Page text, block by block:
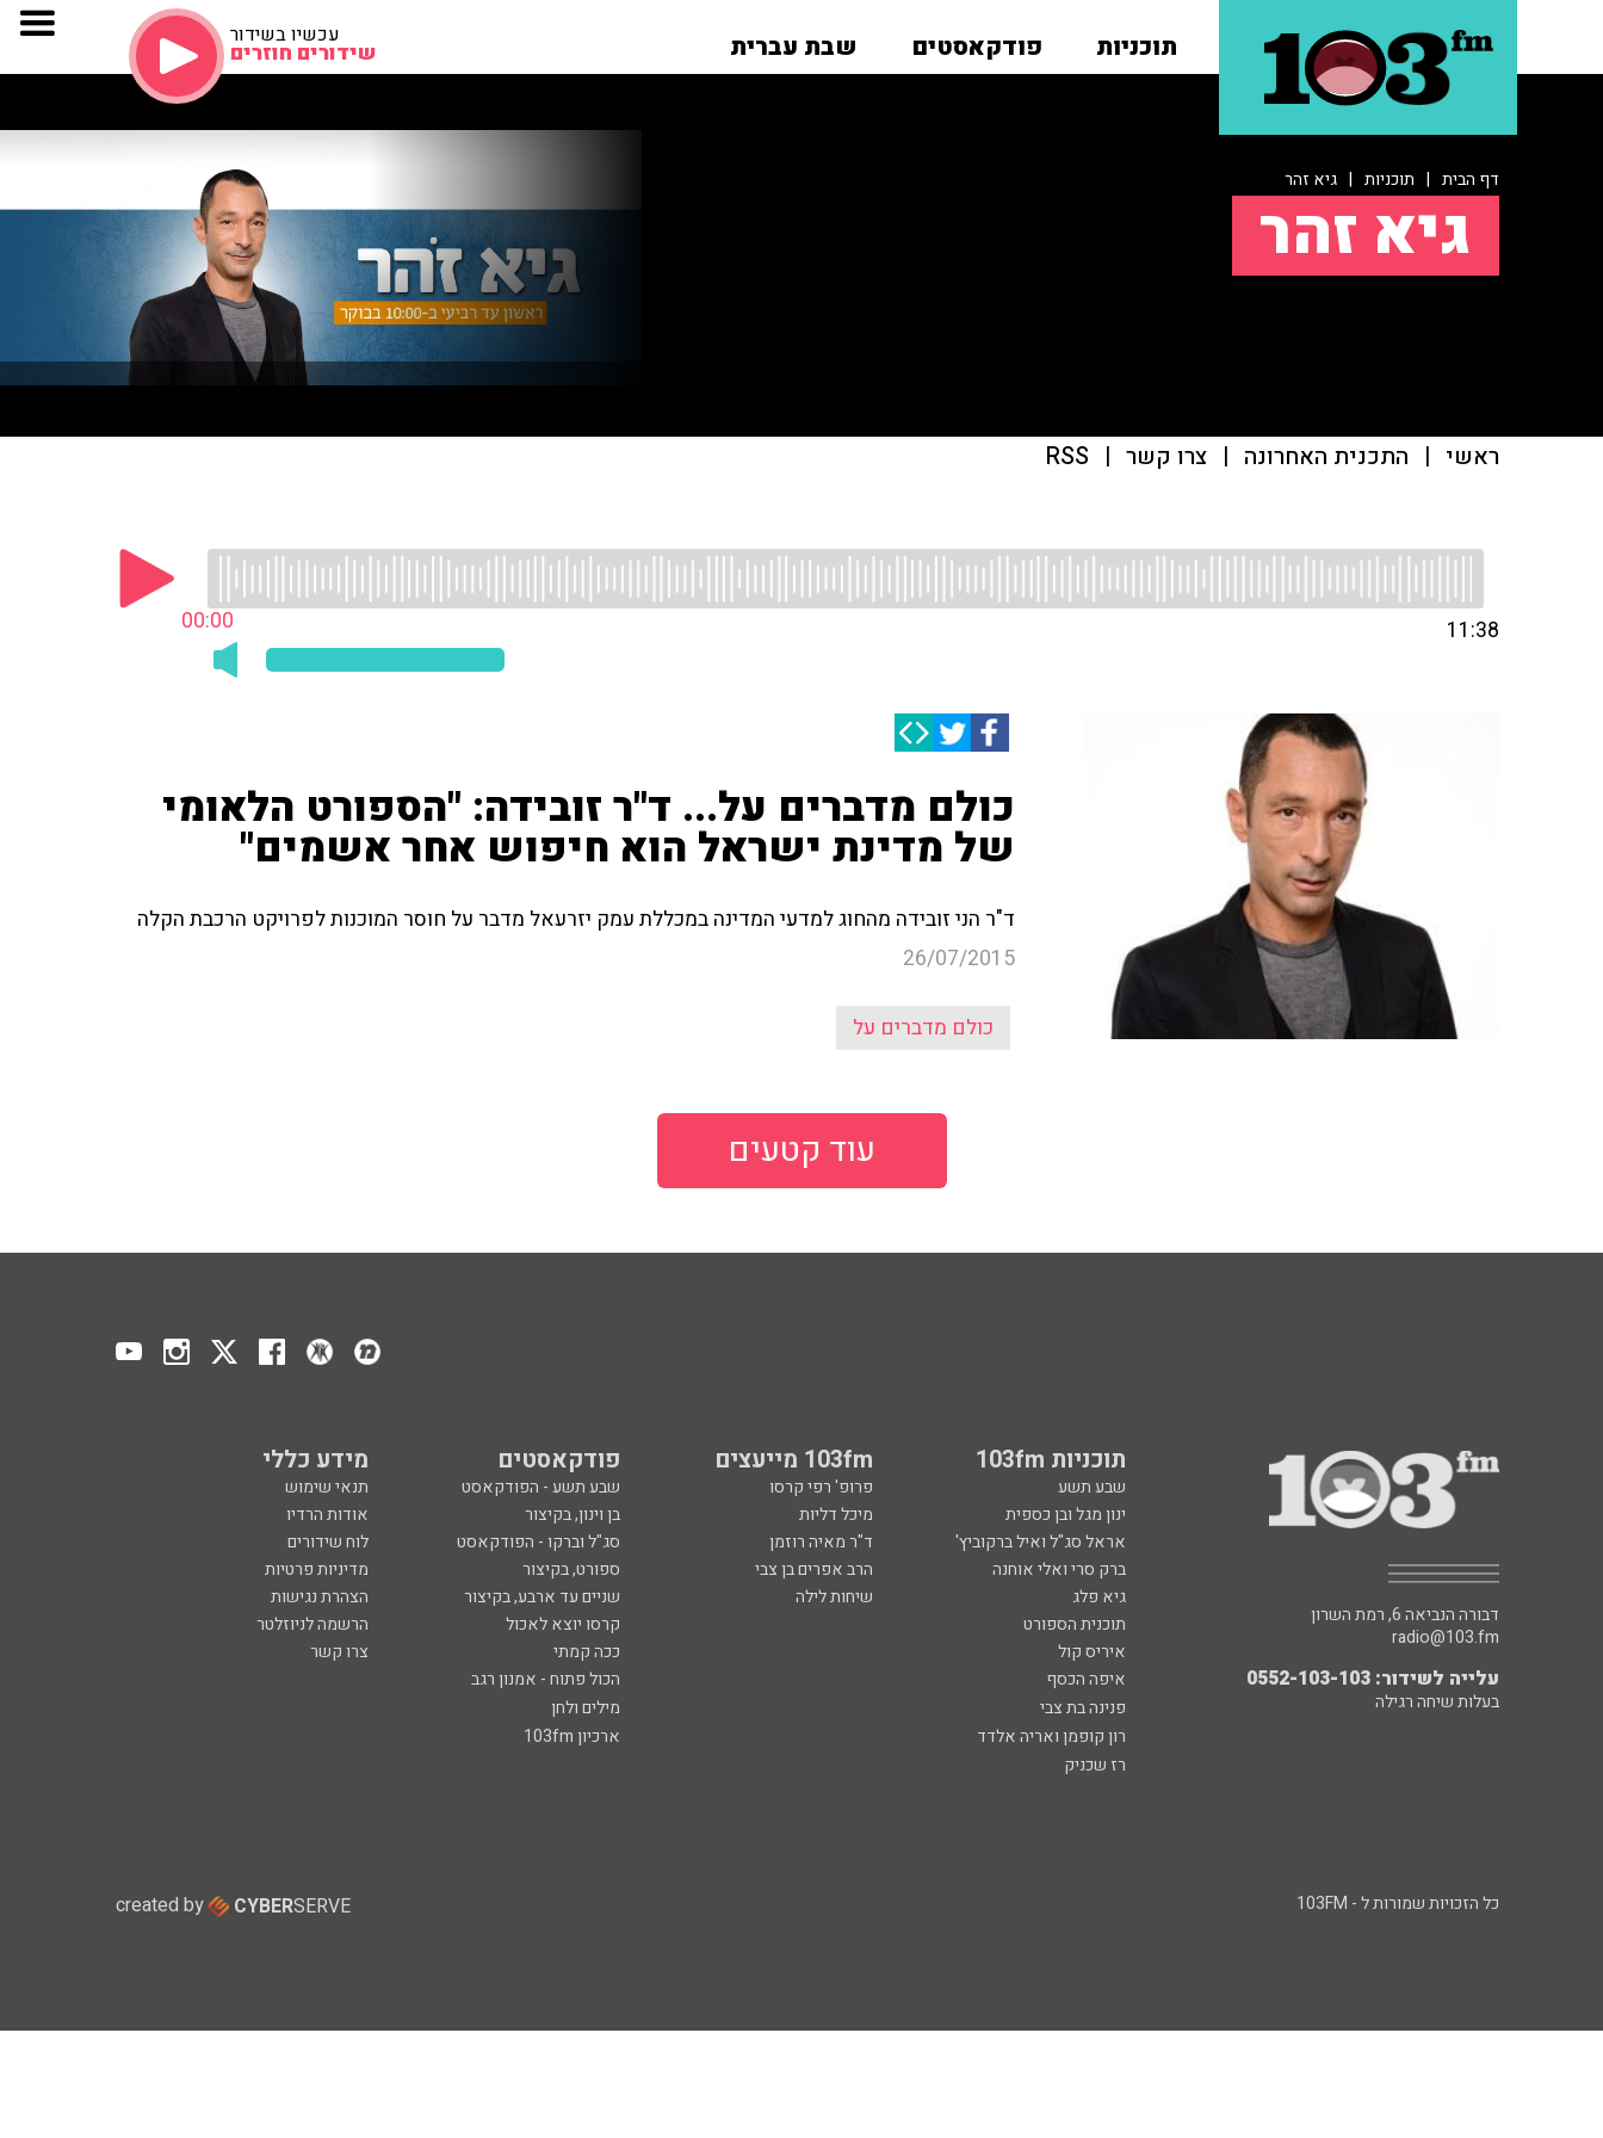
תוכניות פודקאסטים שבת עברית עכשיו בשידור
שידורים חוזרים
דף הבית | תוכניות | גיא זהר
גיא זהר
ראשי | התכנית האחרונה | צרו קשר |
RSS
00:00 11:38
כולם מדברים על... ד"ר זובידה: "הספורט הלאומי
של מדינת ישראל הוא חיפוש אחר אשמים"
ד"ר הני זובידה מהחוג למדעי המדינה במכללת עמק יזרעאל מדבר על חוסר המוכנות לפרויקט הרכבת הקלה
26/07/2015
כולם מדברים על
עוד קטעים
תוכניות 103fm 103fm מייעצים פודקאסטים מידע כללי
שבע תשע פרופ' רפי קרסו שבע תשע - הפודקאסט
תנאי שימוש
ינון מגל ובן כספית
מיכל דליות בן וינון, בקיצור
אודות הרדיו
אראל סג"ל ואיל ברקוביץ'
ד"ר מאיה רוזמן סג"ל וברקו - הפודקאסט
לוח שידורים
ברק סרי ואלי אוחנה
הרב אפרים בן צבי ספורט, בקיצור
מדיניות פרטיות
גיא פלג
שיחות לילה שניים עד ארבע, בקיצור
הצהרת נגישות
תוכנית הספורט
קרסו יוצא לאכול
הרשמה לניוזלטר
איריס קול
ככה קמתי
צרו קשר
איפה הכסף
הכול פתוח - אמנון רגב
פנינה בת צבי
מילים ולחן
רון קופמן ואריה אלדד
ארכיון 103fm
רז שכניק
דבורה הנביאה 6, רמת השרון
radio@103.fm
עלייה לשידור: 0552-103-103
בעלות שיחה רגילה
כל הזכויות שמורות ל - 103FM created by CYBERSERVE